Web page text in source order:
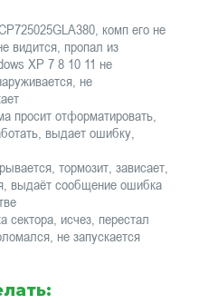
комп его не
видится, пропал из
XP 7 8 10 11 не
не
просит отформатировать,
выдает ошибку,
тормозит, зависает,
выдаёт сообщение ошибка
сектора, исчез, перестал
не запускается